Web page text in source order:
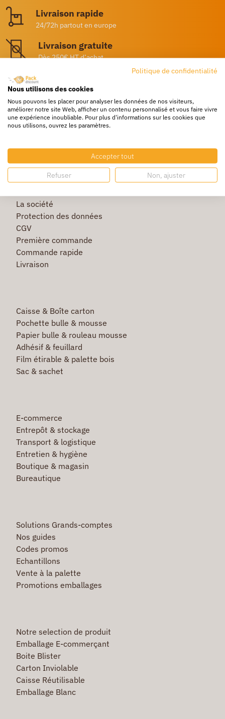
Livraison rapide
24/72h partout en europe
Livraison gratuite
Dès 250€ HT d’achat
Profitez de prix bas toute l’année
Besoin d'aide ?
Un service client à votre écoute
La société
Protection des données
CGV
Première commande
Commande rapide
Livraison
Caisse & Boîte carton
Pochette bulle & mousse
Papier bulle & rouleau mousse
Adhésif & feuillard
Film étirable & palette bois
Sac & sachet
E-commerce
Entrepôt & stockage
Transport & logistique
Entretien & hygiène
Boutique & magasin
Bureautique
Solutions Grands-comptes
Nos guides
Codes promos
Echantillons
Vente à la palette
Promotions emballages
Notre selection de produit
Emballage E-commerçant
Boite Blister
Carton Inviolable
Caisse Réutilisable
Emballage Blanc
Politique de confidentialité
Nous utilisons des cookies
Nous pouvons les placer pour analyser les données de nos visiteurs,
améliorer notre site Web, afficher un contenu personnalisé et vous faire vivre
une expérience inoubliable. Pour plus d'informations sur les cookies que
nous utilisons, ouvrez les paramètres.
Accepter tout
Refuser Non, ajuster